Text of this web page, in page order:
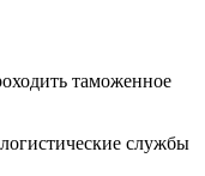
таможенное
службы